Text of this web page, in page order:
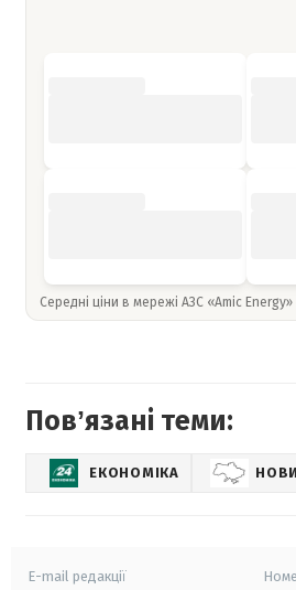
Середні ціни в мережі АЗС «Amic
Повʼязані теми:
ЕКОНОМІКА
E-mail редакції